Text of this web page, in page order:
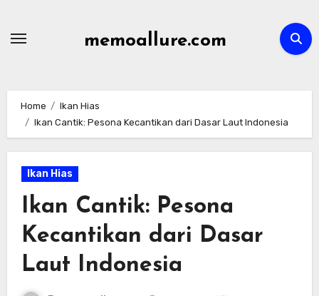
memoallure.com
Home
Ikan Hias
Ikan Cantik: Pesona Kecantikan dari Dasar Laut Indonesia
Ikan Hias
Ikan Cantik: Pesona
Kecantikan dari Dasar
Laut Indonesia